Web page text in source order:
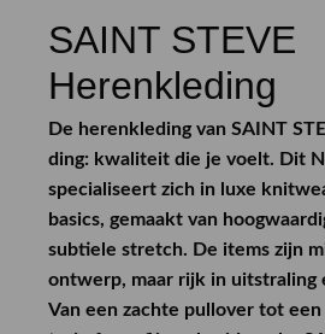
SAINT STEVE
Herenkleding
De herenkleding van SAINT
ding: kwaliteit die je voelt. Dit
specialiseert zich in luxe
basics, gemaakt van
subtiele stretch. De items zijn
ontwerp, maar rijk in uitstraling
Van een zachte pullover tot